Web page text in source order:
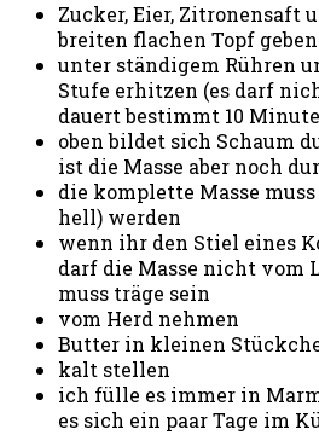
Zucker, Eier, Zitronensaft
breiten flachen Topf geben
unter ständigem Rühren
Stufe erhitzen (es darf
dauert bestimmt 10
oben bildet sich Schaum
ist die Masse aber noch
die komplette Masse
hell) werden
wenn ihr den Stiel eines
darf die Masse nicht vom
muss träge sein
vom Herd nehmen
Butter in kleinen
kalt stellen
ich fülle es immer in
es sich ein paar Tage im